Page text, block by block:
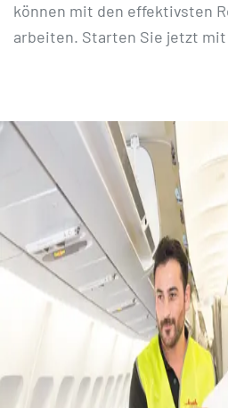
können mit den effektivsten
arbeiten. Starten Sie jetzt